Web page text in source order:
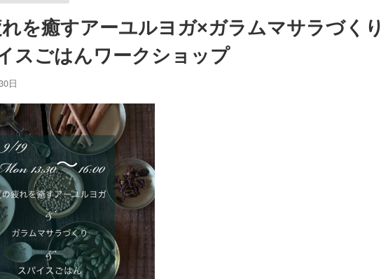
を癒すアーユルヨガ×ガラムマサラづくり
スごはんワークショップ
日